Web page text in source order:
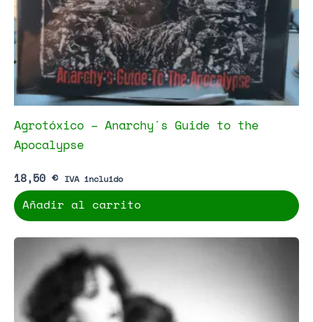
Agrotóxico – Anarchy´s Guide to the
Apocalypse
18,50 € IVA incluido
Añadir al carrito